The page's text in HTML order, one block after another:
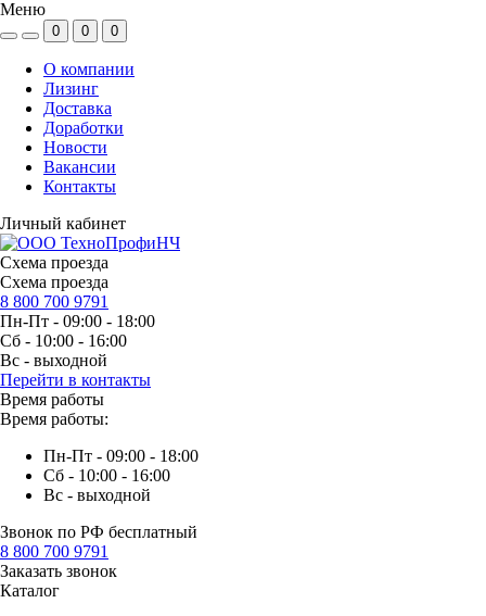
Меню
0 0 0
О компании
Лизинг
Доставка
Доработки
Новости
Вакансии
Контакты
Личный кабинет
Схема проезда
Схема проезда
8 800 700 9791
Пн-Пт - 09:00 - 18:00
Сб - 10:00 - 16:00
Вс - выходной
Перейти в контакты
Время работы
Время работы:
Пн-Пт - 09:00 - 18:00
Сб - 10:00 - 16:00
Вс - выходной
Звонок по РФ бесплатный
8 800 700 9791
Заказать звонок
Каталог